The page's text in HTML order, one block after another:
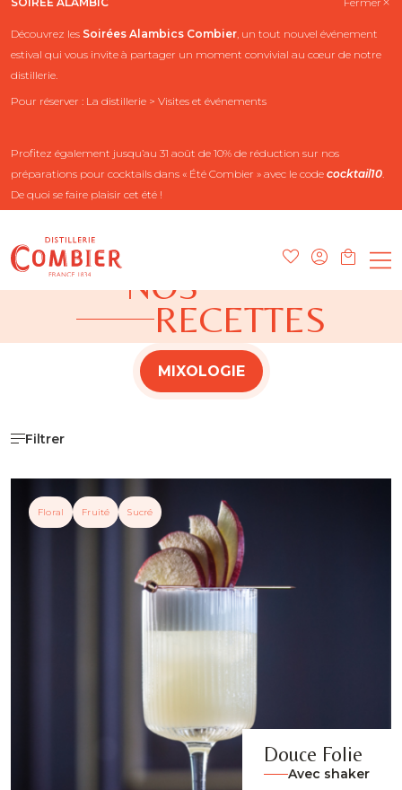
Découvrez les Soirées Alambics Combier, un tout nouvel événement
estival qui vous invite à partager un moment convivial au cœur de notre
distillerie.
Pour réserver : La distillerie > Visites et événements
Profitez également jusqu’au 31 août de 10% de réduction sur nos
préparations pour cocktails dans « Été Combier » avec le code cocktail10.
De quoi se faire plaisir cet été !
NOS
RECETTES
MIXOLOGIE
Filtrer
Floral Fruité Sucré
Douce Folie
Avec shaker